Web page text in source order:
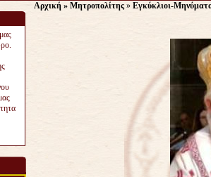
Αρχική » Μητροπολίτης » Εγκύκλιοι-